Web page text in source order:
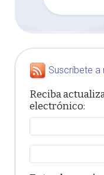
Suscríbete a
Reciba
electrónico: